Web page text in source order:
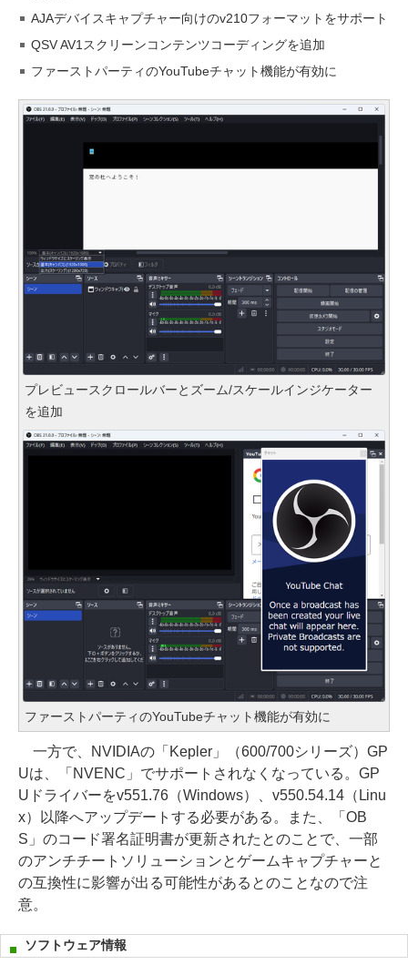
AJAデバイスキャプチャー向けのv210フォーマットをサポート
QSV AV1スクリーンコンテンツコーディングを追加
ファーストパーティのYouTubeチャット機能が有効に
プレビュースクロールバーとズーム/スケールインジケーター
を追加
ファーストパーティのYouTubeチャット機能が有効に
一方で、NVIDIAの「Kepler」（600/700シリーズ）GP
Uは、「NVENC」でサポートされなくなっている。GP
Uドライバーをv551.76（Windows）、v550.54.14（Linu
x）以降へアップデートする必要がある。また、「OB
S」のコード署名証明書が更新されたとのことで、一部
のアンチチートソリューションとゲームキャプチャーと
の互換性に影響が出る可能性があるとのことなので注
意。
ソフトウェア情報